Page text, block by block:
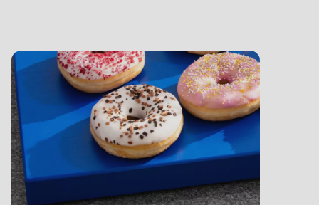
mb_substr():
Passing
parameter
($string)